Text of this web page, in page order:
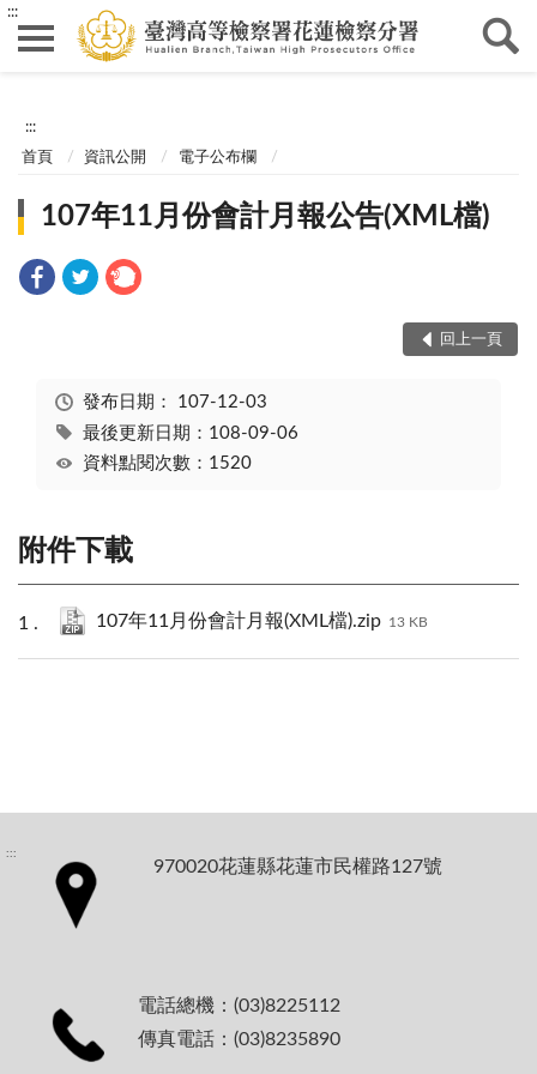
:::
:::
首頁 資訊公開 電子公布欄
107年11月份會計月報公告(XML檔)
回上一頁
發布日期： 107-12-03
最後更新日期：108-09-06
資料點閱次數：1520
附件下載
107年11月份會計月報(XML檔).zip 13 KB
:::
970020花蓮縣花蓮市民權路127號
電話總機：(03)8225112
傳真電話：(03)8235890